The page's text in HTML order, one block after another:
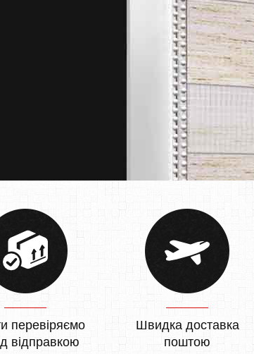
перевіряємо
відправкою
Швидка доставка
поштою